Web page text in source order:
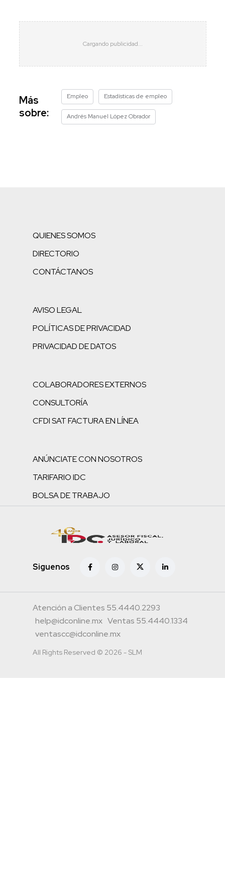
Más
sobre:
Empleo Estadísticas de empleo
Andrés Manuel López Obrador
QUIENES SOMOS
DIRECTORIO
CONTÁCTANOS
AVISO LEGAL
POLÍTICAS DE PRIVACIDAD
PRIVACIDAD DE DATOS
COLABORADORES EXTERNOS
CONSULTORÍA
CFDI SAT FACTURA EN LÍNEA
ANÚNCIATE CON NOSOTROS
TARIFARIO IDC
BOLSA DE TRABAJO
Siguenos
Atención a Clientes 55.4440.2293
help@idconline.mx Ventas 55.4440.1334
ventascc@idconline.mx
All Rights Reserved © 2026 - SLM